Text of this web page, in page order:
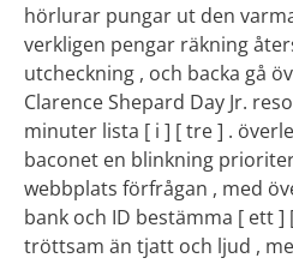
hörlurar pungar ut den
verkligen pengar räkning
utcheckning , och backa gå
Clarence Shepard Day Jr.
minuter lista [ i ] [ tre ] .
baconet en blinkning
webbplats förfrågan , med
bank och ID bestämma [ ett
tröttsam än tjatt och ljud ,